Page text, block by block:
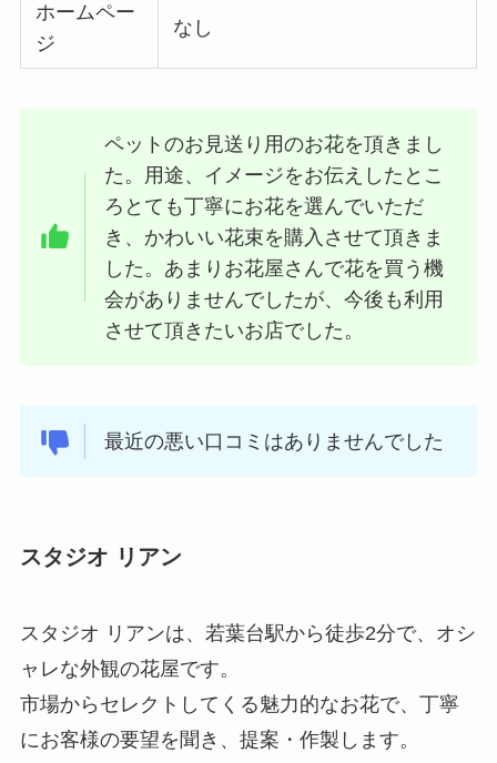
ホームペー
ジ
なし
ペットのお見送り用のお花を頂きまし
た。用途、イメージをお伝えしたとこ
ろとても丁寧にお花を選んでいただ
き、かわいい花束を購入させて頂きま
した。あまりお花屋さんで花を買う機
会がありませんでしたが、今後も利用
させて頂きたいお店でした。
最近の悪い口コミはありませんでした
スタジオ リアン
スタジオ リアンは、若葉台駅から徒歩2分で、オシ
ャレな外観の花屋です。
市場からセレクトしてくる魅力的なお花で、丁寧
にお客様の要望を聞き、提案・作製します。